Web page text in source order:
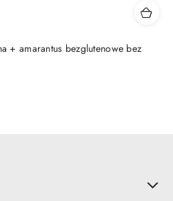
+ amarantus bezglutenowe bez